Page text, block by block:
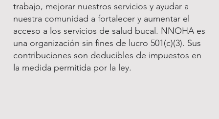
trabajo, mejorar nuestros servicios y ayudar a
nuestra comunidad a fortalecer y aumentar el
acceso a los servicios de salud bucal. NNOHA es
una organización sin fines de lucro 501(c)(3). Sus
contribuciones son deducibles de impuestos en
la medida permitida por la ley.